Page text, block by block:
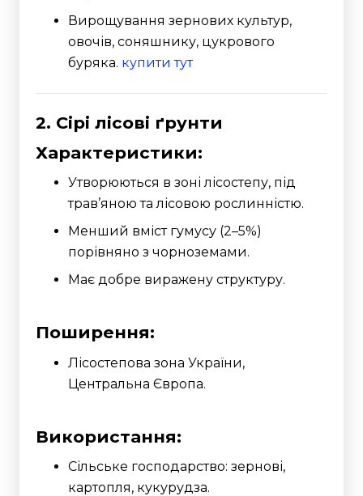
Вирощування зернових культур,
овочів, соняшнику, цукрового
буряка. купити тут
2. Сірі лісові ґрунти
Характеристики:
Утворюються в зоні лісостепу, під
трав’яною та лісовою рослинністю.
Менший вміст гумусу (2–5%)
порівняно з чорноземами.
Має добре виражену структуру.
Поширення:
Лісостепова зона України,
Центральна Європа.
Використання:
Сільське господарство: зернові,
картопля, кукурудза.